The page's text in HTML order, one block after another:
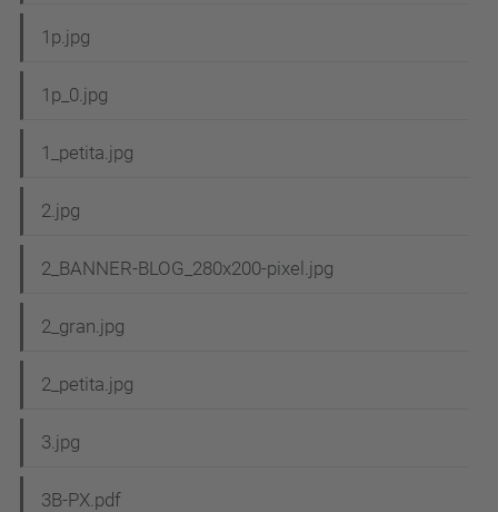
1p.jpg
1p_0.jpg
1_petita.jpg
2.jpg
2_BANNER-BLOG_280x200-pixel.jpg
2_gran.jpg
2_petita.jpg
3.jpg
3B-PX.pdf